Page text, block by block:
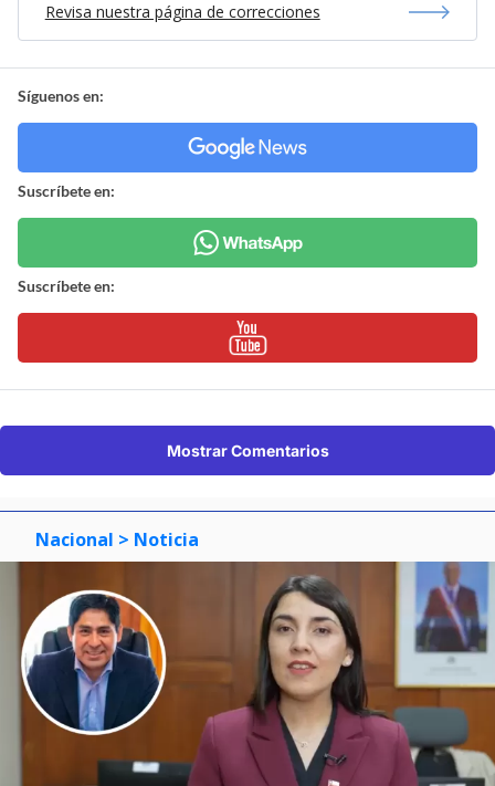
Revisa nuestra página de correcciones
Síguenos en:
Suscríbete en:
Suscríbete en:
Mostrar Comentarios
Nacional > Noticia